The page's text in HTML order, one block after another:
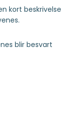
kort beskrivelse
blir besvart